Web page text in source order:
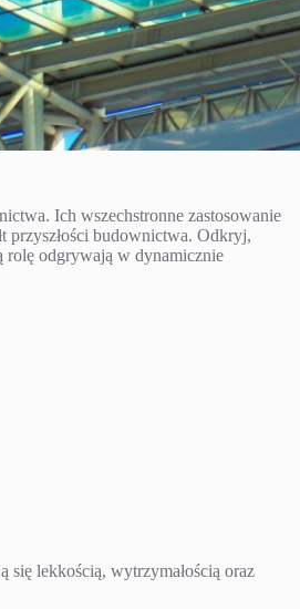
Ich wszechstronne zastosowanie
przyszłości budownictwa. Odkryj,
rolę odgrywają w dynamicznie
się lekkością, wytrzymałością oraz